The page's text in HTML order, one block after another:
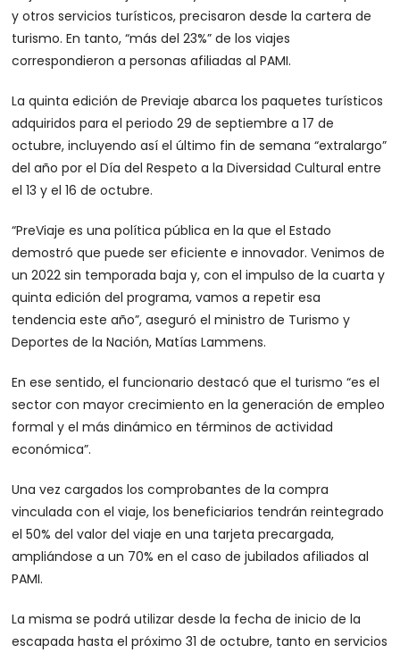
y otros servicios turísticos, precisaron desde la cartera de
turismo. En tanto, “más del 23%” de los viajes
correspondieron a personas afiliadas al PAMI.
La quinta edición de Previaje abarca los paquetes turísticos
adquiridos para el periodo 29 de septiembre a 17 de
octubre, incluyendo así el último fin de semana “extralargo”
del año por el Día del Respeto a la Diversidad Cultural entre
el 13 y el 16 de octubre.
“PreViaje es una política pública en la que el Estado
demostró que puede ser eficiente e innovador. Venimos de
un 2022 sin temporada baja y, con el impulso de la cuarta y
quinta edición del programa, vamos a repetir esa
tendencia este año”, aseguró el ministro de Turismo y
Deportes de la Nación, Matías Lammens.
En ese sentido, el funcionario destacó que el turismo “es el
sector con mayor crecimiento en la generación de empleo
formal y el más dinámico en términos de actividad
económica”.
Una vez cargados los comprobantes de la compra
vinculada con el viaje, los beneficiarios tendrán reintegrado
el 50% del valor del viaje en una tarjeta precargada,
ampliándose a un 70% en el caso de jubilados afiliados al
PAMI.
La misma se podrá utilizar desde la fecha de inicio de la
escapada hasta el próximo 31 de octubre, tanto en servicios